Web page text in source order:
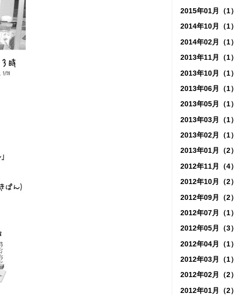
2015年01月（1）
2014年10月（1）
2014年02月（1）
2013年11月（1）
2013年10月（1）
2013年06月（1）
2013年05月（1）
2013年03月（1）
2013年02月（1）
2013年01月（2）
2012年11月（4）
2012年10月（2）
2012年09月（2）
2012年07月（1）
2012年05月（3）
2012年04月（1）
2012年03月（1）
2012年02月（2）
2012年01月（2）